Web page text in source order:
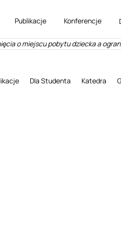
Publikacje Konferencje
o miejscu pobytu dziecka a
Dla Studenta Katedra